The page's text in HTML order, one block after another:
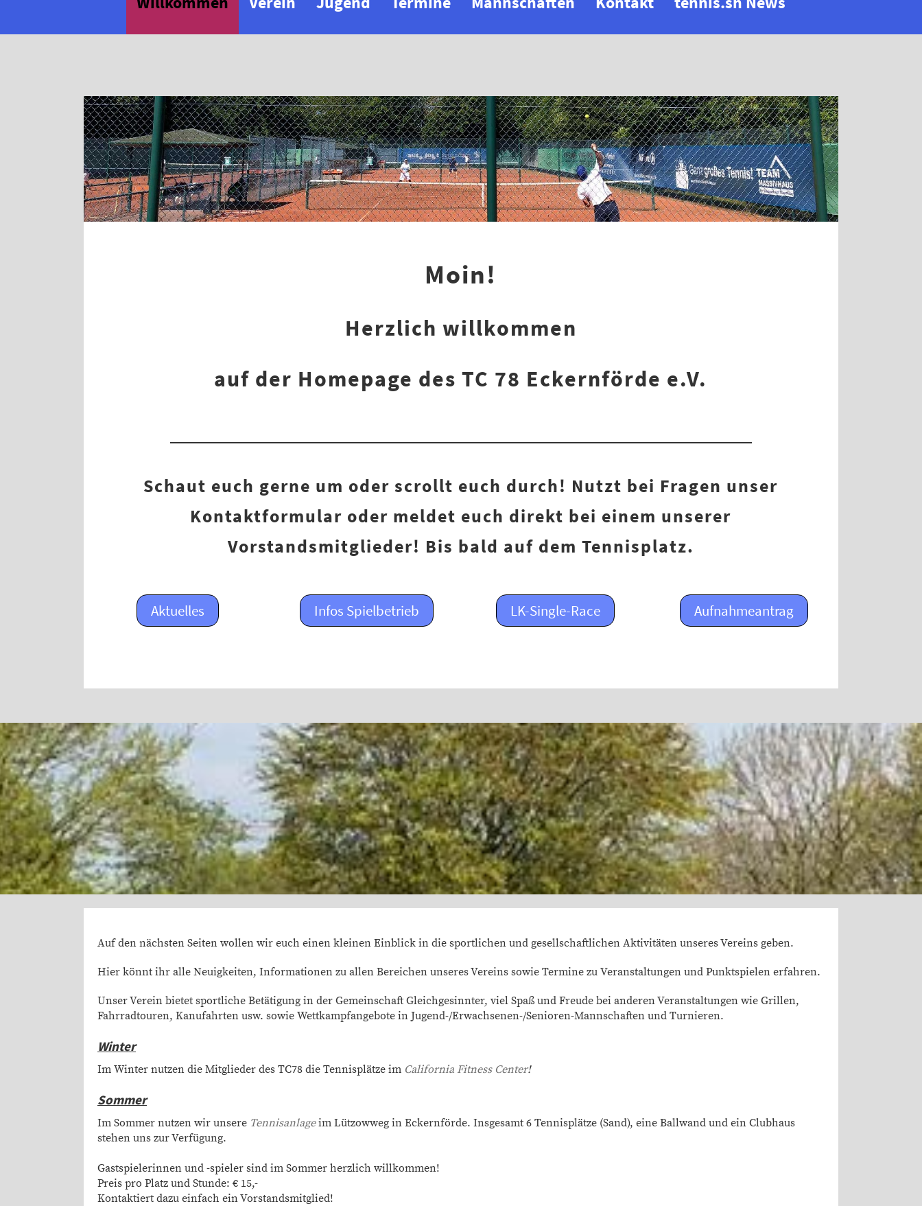
Moin!
Herzlich willkommen
auf der Homepage des TC 78 Eckernförde e.V.
Schaut euch gerne um oder scrollt euch durch! Nutzt bei Fragen unser
Kontaktformular oder meldet euch direkt bei einem unserer
Vorstandsmitglieder! Bis bald auf dem Tennisplatz.
Aktuelles Infos Spielbetrieb LK-Single-Race Aufnahmeantrag
Auf den nächsten Seiten wollen wir euch einen kleinen Einblick in die sportlichen und gesellschaftlichen Aktivitäten unseres Vereins geben.
Hier könnt ihr alle Neuigkeiten, Informationen zu allen Bereichen unseres Vereins sowie Termine zu Veranstaltungen und Punktspielen erfahren.
Unser Verein bietet sportliche Betätigung in der Gemeinschaft Gleichgesinnter, viel Spaß und Freude bei anderen Veranstaltungen wie Grillen,
Fahrradtouren, Kanufahrten usw. sowie Wettkampfangebote in Jugend-/Erwachsenen-/Senioren-Mannschaften und Turnieren.
Winter
Im Winter nutzen die Mitglieder des TC78 die Tennisplätze im California Fitness Center!
Sommer
Im Sommer nutzen wir unsere Tennisanlageim Lützowweg in Eckernförde. Insgesamt 6 Tennisplätze (Sand), eine Ballwand und ein Clubhaus
stehen uns zur Verfügung.
Gastspielerinnen und -spieler sind im Sommer herzlich willkommen!
Preis pro Platz und Stunde: € 15,-
Kontaktiert dazu einfach ein Vorstandsmitglied!